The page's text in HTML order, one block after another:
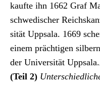
kaufte ihn 1662 Graf
schwedis­ch­er
sität Upp­sala. 1669
einem prächti­gen
der Uni­ver­sität Upp­sala.
(Teil 2)